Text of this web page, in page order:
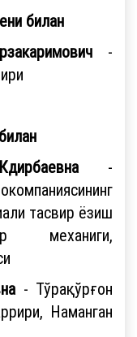
билан
-
-
тасвир ёзиш
механиги,
- Тўрақўрғон
Наманган